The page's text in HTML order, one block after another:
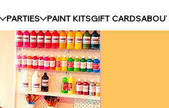
PARTIES PAINT KITSGIFT CARDS